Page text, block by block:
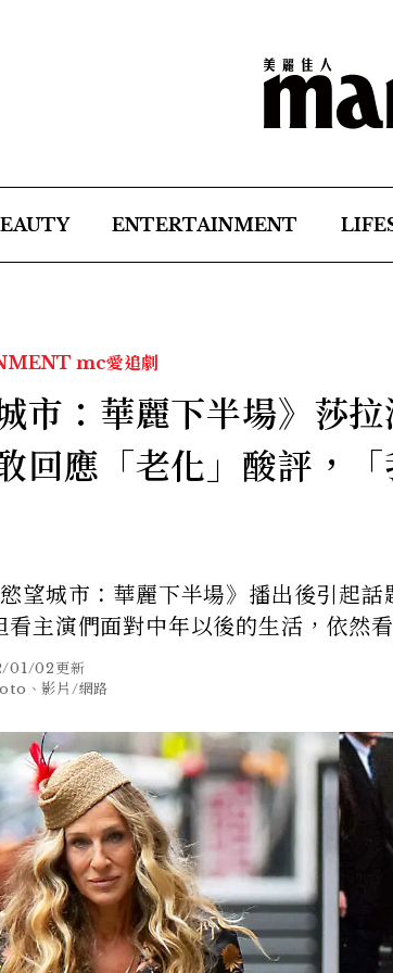
ENTERTAINMENT
mc愛追劇
市：華麗下半場》莎
回應「老化」酸評，
望城市：華麗下半場》播出後引起
看主演們面對中年以後的生活，依然
01/02更新
、影片/網路